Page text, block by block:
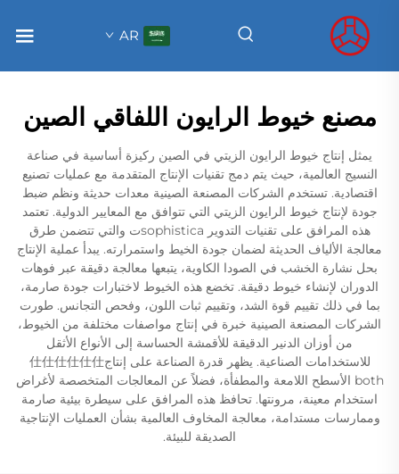
AR
مصنع خيوط الرايون اللفاقي الصين
يمثل إنتاج خيوط الرايون الزيتي في الصين ركيزة أساسية في صناعة
النسيج العالمية، حيث يتم دمج تقنيات الإنتاج المتقدمة مع عمليات تصنيع
اقتصادية. تستخدم الشركات المصنعة الصينية معدات حديثة ونظم ضبط
جودة لإنتاج خيوط الرايون الزيتي التي تتوافق مع المعايير الدولية. تعتمد
هذه المرافق على تقنيات التدوير sophisticaت والتي تتضمن طرق
معالجة الألياف الحديثة لضمان جودة الخيط واستمرارته. يبدأ عملية الإنتاج
بحل نشارة الخشب في الصودا الكاوية، يتبعها معالجة دقيقة عبر فوهات
الدوران لإنشاء خيوط دقيقة. تخضع هذه الخيوط لاختبارات جودة صارمة،
بما في ذلك تقييم قوة الشد، وتقييم ثبات اللون، وفحص التجانس. طورت
الشركات المصنعة الصينية خبرة في إنتاج مواصفات مختلفة من الخيوط،
من أوزان الدنير الدقيقة للأقمشة الحساسة إلى الأنواع الأثقل
للاستخدامات الصناعية. يظهر قدرة الصناعة على إنتاج仕仕仕仕仕仕
both الأسطح اللامعة والمطفأة، فضلاً عن المعالجات المتخصصة لأغراض
استخدام معينة، مرونتها. تحافظ هذه المرافق على سيطرة بيئية صارمة
وممارسات مستدامة، معالجة المخاوف العالمية بشأن العمليات الإنتاجية
الصديقة للبيئة.